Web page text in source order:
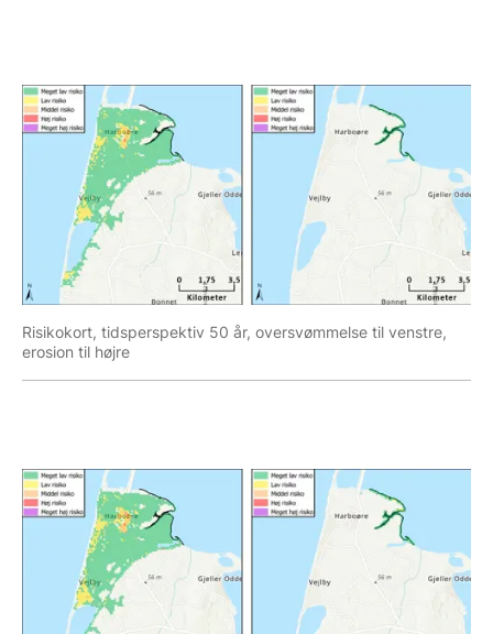
Risikokort, tidsperspektiv 50 år, oversvømmelse til venstre,
erosion til højre